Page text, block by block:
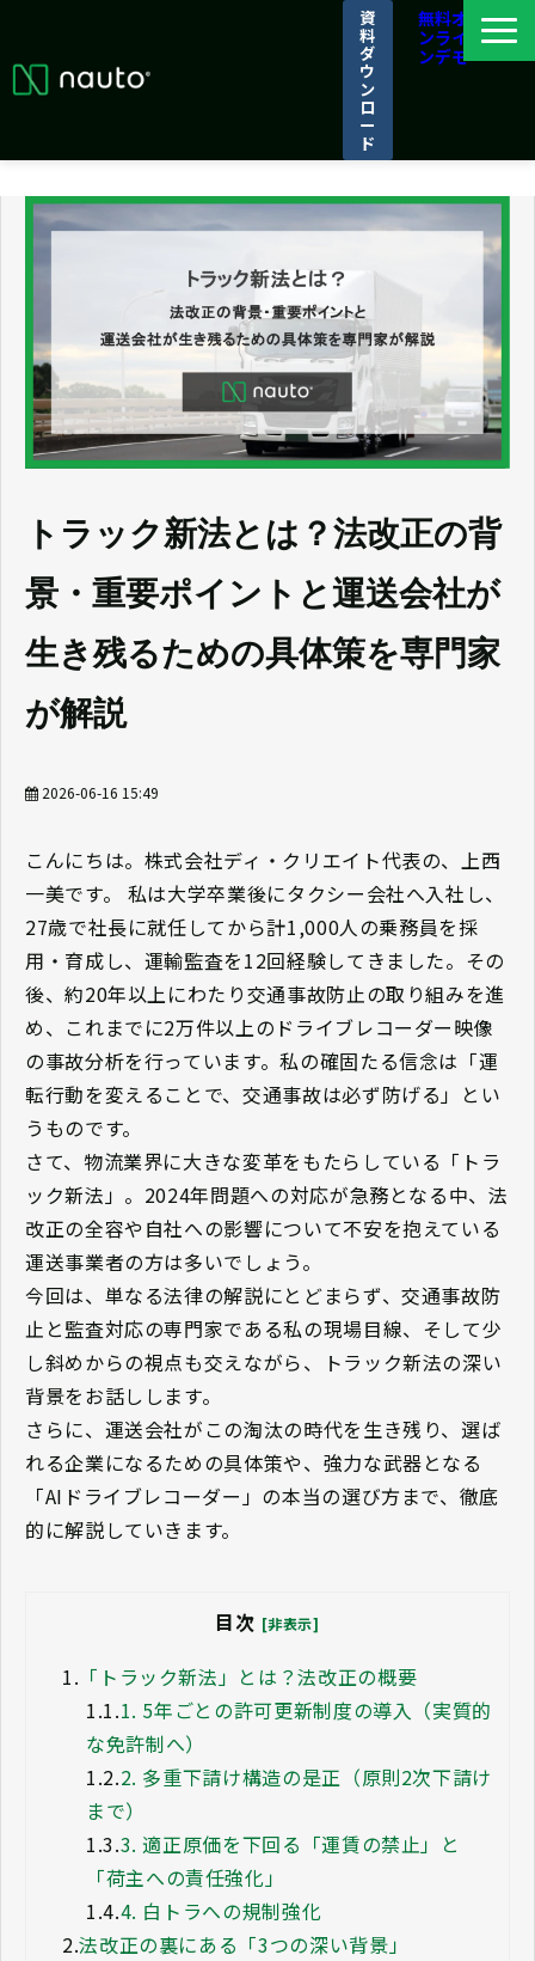
資
料
ダ
ウ
ン
ロ
ー
ド
無料オ
ンライ
ンデモ
導入事例
パートナーシップ/アライアンス
ログイン
トラック新法とは？法改正の背
景・重要ポイントと運送会社が
生き残るための具体策を専門家
が解説
2026-06-16 15:49
こんにちは。株式会社ディ・クリエイト代表の、上西
一美です。 私は大学卒業後にタクシー会社へ入社し、
27歳で社長に就任してから計1,000人の乗務員を採
用・育成し、運輸監査を12回経験してきました。その
後、約20年以上にわたり交通事故防止の取り組みを進
め、これまでに2万件以上のドライブレコーダー映像
の事故分析を行っています。私の確固たる信念は「運
転行動を変えることで、交通事故は必ず防げる」とい
うものです。
さて、物流業界に大きな変革をもたらしている「トラ
ック新法」。2024年問題への対応が急務となる中、法
改正の全容や自社への影響について不安を抱えている
運送事業者の方は多いでしょう。
今回は、単なる法律の解説にとどまらず、交通事故防
止と監査対応の専門家である私の現場目線、そして少
し斜めからの視点も交えながら、トラック新法の深い
背景をお話しします。
さらに、運送会社がこの淘汰の時代を生き残り、選ば
れる企業になるための具体策や、強力な武器となる
「AIドライブレコーダー」の本当の選び方まで、徹底
的に解説していきます。
目次 [非表示]
1. 「トラック新法」とは？法改正の概要
1.1.1. 5年ごとの許可更新制度の導入（実質的
な免許制へ）
1.2.2. 多重下請け構造の是正（原則2次下請け
まで）
1.3.3. 適正原価を下回る「運賃の禁止」と
「荷主への責任強化」
1.4.4. 白トラへの規制強化
2.法改正の裏にある「3つの深い背景」